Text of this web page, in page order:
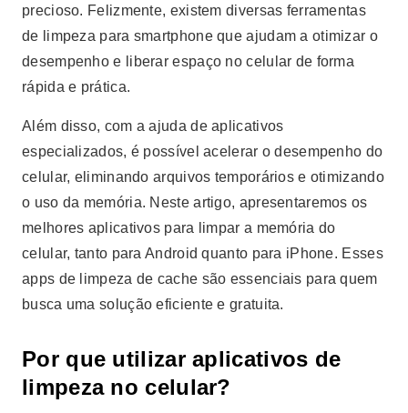
precioso. Felizmente, existem diversas ferramentas
de limpeza para smartphone que ajudam a otimizar o
desempenho e liberar espaço no celular de forma
rápida e prática.
Além disso, com a ajuda de aplicativos
especializados, é possível acelerar o desempenho do
celular, eliminando arquivos temporários e otimizando
o uso da memória. Neste artigo, apresentaremos os
melhores aplicativos para limpar a memória do
celular, tanto para Android quanto para iPhone. Esses
apps de limpeza de cache são essenciais para quem
busca uma solução eficiente e gratuita.
Por que utilizar aplicativos de
limpeza no celular?